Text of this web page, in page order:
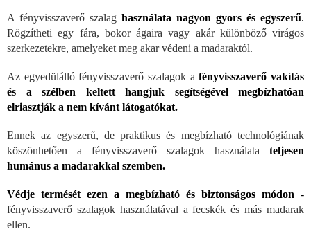
A fényvisszaverő szalag használata nagyon gyors és egyszerű.
Rögzítheti egy fára, bokor ágaira vagy akár különböző virágos
szerkezetekre, amelyeket meg akar védeni a madaraktól.
Az egyedülálló fényvisszaverő szalagok afényvisszaverő vakítás
és a szélben keltett hangjuk segítségével megbízhatóan
elriasztják a nem kívánt látogatókat.
Ennek az egyszerű, de praktikus és megbízható technológiának
köszönhetően a fényvisszaverő szalagok használata teljesen
humánus a madarakkal szemben.
Védje termését ezen a megbízható és biztonságos módon -
fényvisszaverő szalagok használatával a fecskék és más madarak
ellen.